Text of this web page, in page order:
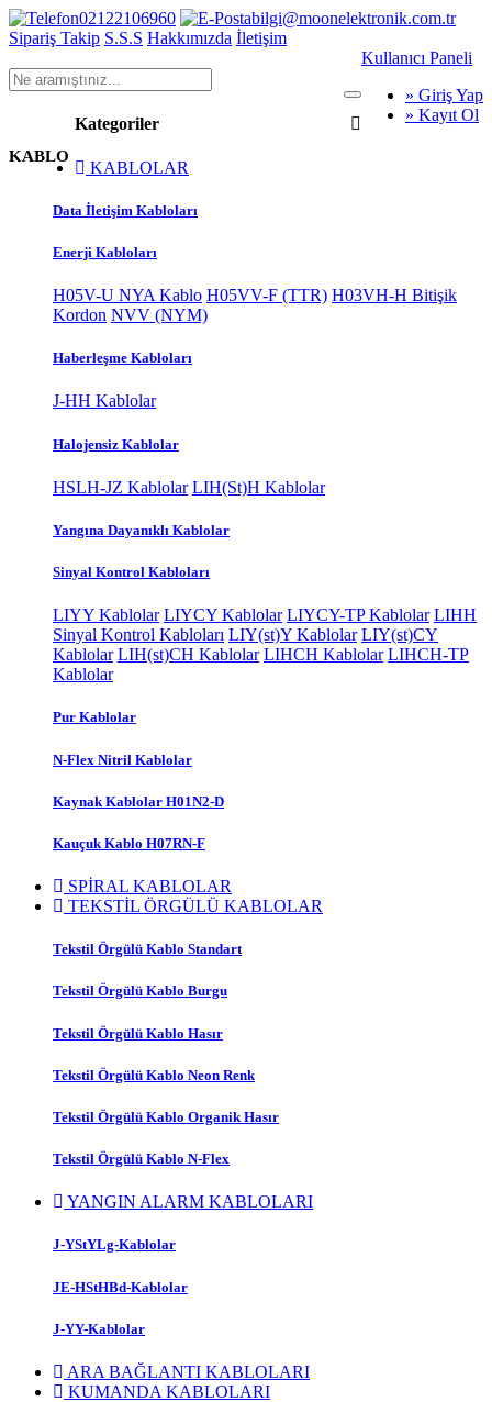
02122106960
bilgi@moonelektronik.com.tr
Sipariş Takip S.S.S Hakkımızda İletişim
Kullanıcı Paneli
» Giriş Yap
» Kayıt Ol
KABLO
Kategoriler
KABLOLAR
Data İletişim Kabloları
Enerji Kabloları
H05V-U NYA Kablo H05VV-F (TTR) H03VH-H Bitişik
Kordon NVV (NYM)
Haberleşme Kabloları
J-HH Kablolar
Halojensiz Kablolar
HSLH-JZ Kablolar LIH(St)H Kablolar
Yangına Dayanıklı Kablolar
Sinyal Kontrol Kabloları
LIYY Kablolar LIYCY Kablolar LIYCY-TP Kablolar LIHH
Sinyal Kontrol Kabloları LIY(st)Y Kablolar LIY(st)CY
Kablolar LIH(st)CH Kablolar LIHCH Kablolar LIHCH-TP
Kablolar
Pur Kablolar
N-Flex Nitril Kablolar
Kaynak Kablolar H01N2-D
Kauçuk Kablo H07RN-F
SPİRAL KABLOLAR
TEKSTİL ÖRGÜLÜ KABLOLAR
Tekstil Örgülü Kablo Standart
Tekstil Örgülü Kablo Burgu
Tekstil Örgülü Kablo Hasır
Tekstil Örgülü Kablo Neon Renk
Tekstil Örgülü Kablo Organik Hasır
Tekstil Örgülü Kablo N-Flex
YANGIN ALARM KABLOLARI
J-YStYLg-Kablolar
JE-HStHBd-Kablolar
J-YY-Kablolar
ARA BAĞLANTI KABLOLARI
KUMANDA KABLOLARI